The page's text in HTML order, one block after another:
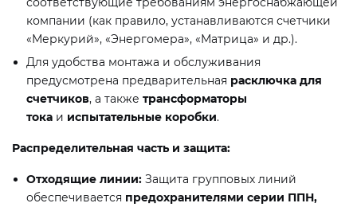
компании (как правило, устанавливаются счетчики
«Меркурий», «Энергомера», «Матрица» и др.).
Для удобства монтажа и обслуживания
предусмотрена предварительная расключка для
счетчиков, а также трансформаторы
тока и испытательные коробки.
Распределительная часть и защита:
Отходящие линии: Защита групповых линий
обеспечивается предохранителями серии ППН,